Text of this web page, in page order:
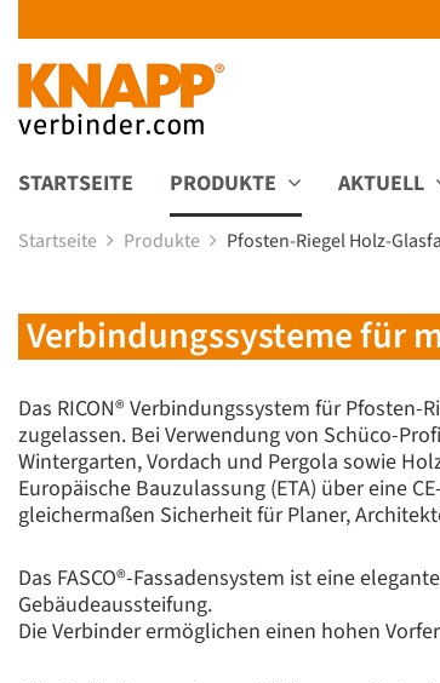
STARTSEITE PRODUKTE AKTUELL
Startseite Produkte Pfosten-Riegel Holz-
Verbindungssysteme für
Das RICON® Verbindungssystem für
zugelassen. Bei Verwendung von Schüco-
Wintergarten, Vordach und Pergola sowie
Europäische Bauzulassung (ETA) über eine
gleichermaßen Sicherheit für Planer,
Das FASCO®-Fassadensystem ist eine
Gebäudeaussteifung.
Die Verbinder ermöglichen einen hohen